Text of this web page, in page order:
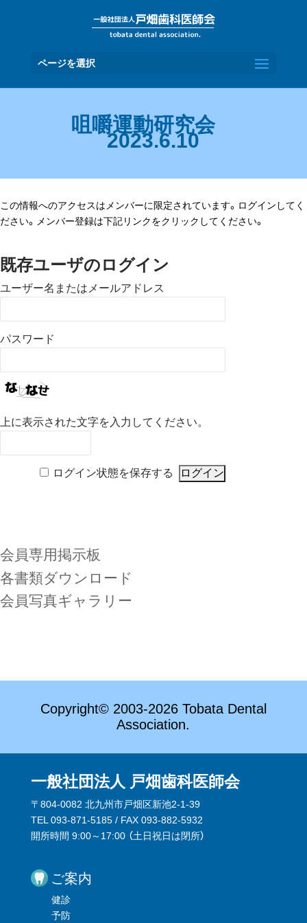
ページを選択
咀嚼運動研究会
2023.6.10
この情報へのアクセスはメンバーに限定されています。ログインしてく
ださい。メンバー登録は下記リンクをクリックしてください。
既存ユーザのログイン
ユーザー名またはメールアドレス
パスワード
上に表示された文字を入力してください。
ログイン状態を保存する
会員専用掲示板
各書類ダウンロード
会員写真ギャラリー
Copyright© 2003-2026 Tobata Dental
Association.
一般社団法人 戸畑歯科医師会
〒804-0082 北九州市戸畑区新池2-1-39
TEL 093-871-5185 / FAX 093-882-5932
開所時間 9:00～17:00 （土日祝日は閉所）
ご案内
健診
予防